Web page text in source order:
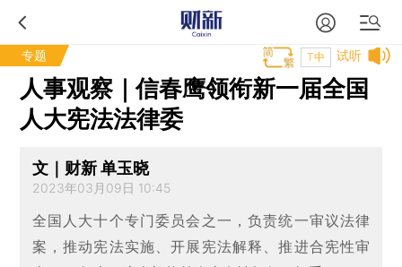
专题 试听
T中
人事观察｜信春鹰领衔新一届全国
人大宪法法律委
文｜财新 单玉晓
2023年03月09日 10:45
全国人大十个专门委员会之一，负责统一审议法律
案，推动宪法实施、开展宪法解释、推进合宪性审